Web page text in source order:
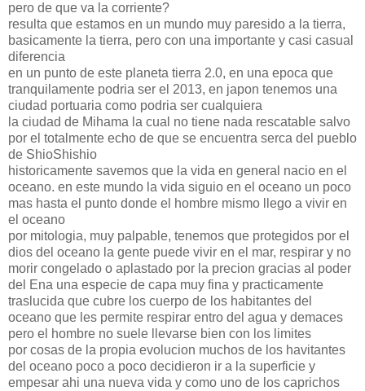
pero de que va la corriente?
resulta que estamos en un mundo muy paresido a la tierra,
basicamente la tierra, pero con una importante y casi casual
diferencia
en un punto de este planeta tierra 2.0, en una epoca que
tranquilamente podria ser el 2013, en japon tenemos una
ciudad portuaria como podria ser cualquiera
la ciudad de Mihama la cual no tiene nada rescatable salvo
por el totalmente echo de que se encuentra serca del pueblo
de ShioShishio
historicamente savemos que la vida en general nacio en el
oceano. en este mundo la vida siguio en el oceano un poco
mas hasta el punto donde el hombre mismo llego a vivir en
el oceano
por mitologia, muy palpable, tenemos que protegidos por el
dios del oceano la gente puede vivir en el mar, respirar y no
morir congelado o aplastado por la precion gracias al poder
del Ena una especie de capa muy fina y practicamente
traslucida que cubre los cuerpo de los habitantes del
oceano que les permite respirar entro del agua y demaces
pero el hombre no suele llevarse bien con los limites
por cosas de la propia evolucion muchos de los havitantes
del oceano poco a poco decidieron ir a la superficie y
empesar ahi una nueva vida y como uno de los caprichos